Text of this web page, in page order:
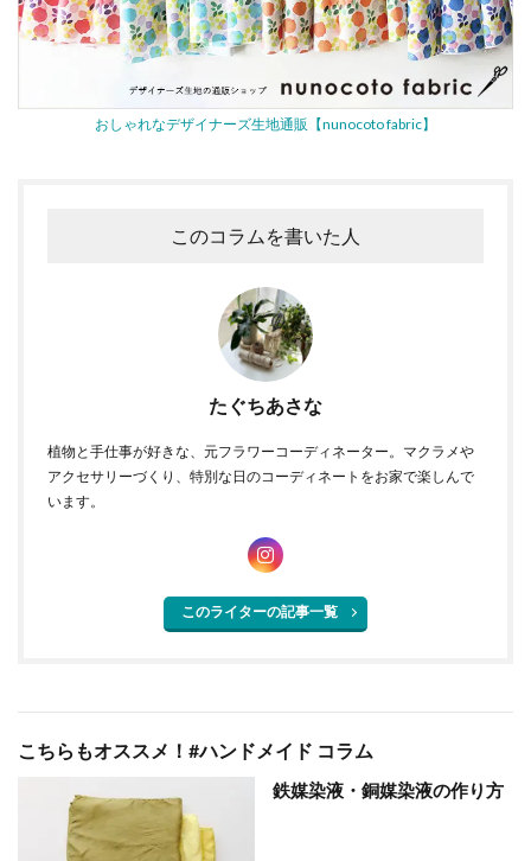
おしゃれなデザイナーズ生地通販【nunocoto fabric】
このコラムを書いた人
たぐちあさな
植物と手仕事が好きな、元フラワーコーディネーター。マクラメや
アクセサリーづくり、特別な日のコーディネートをお家で楽しんで
います。
このライターの記事一覧
こちらもオススメ！#ハンドメイド コラム
鉄媒染液・銅媒染液の作り方